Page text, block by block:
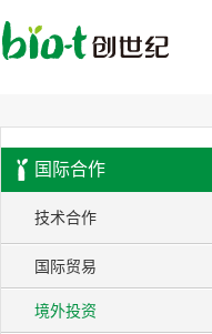
国际合作
技术合作
国际贸易
境外投资